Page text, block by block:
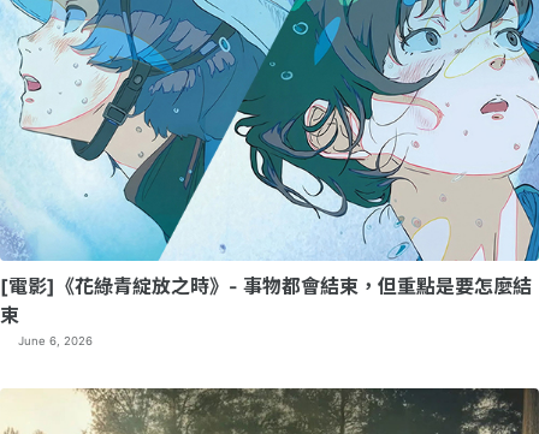
[電影]《花綠青綻放之時》- 事物都會結束，但重點是要怎麼結
束
June 6, 2026